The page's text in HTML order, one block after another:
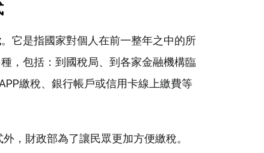
。它是指國家對個人在前一整年之中的所
，包括：到國稅局、到各家金融機構臨
繳稅、銀行帳戶或信用卡線上繳費等
，財政部為了讓民眾更加方便繳稅。